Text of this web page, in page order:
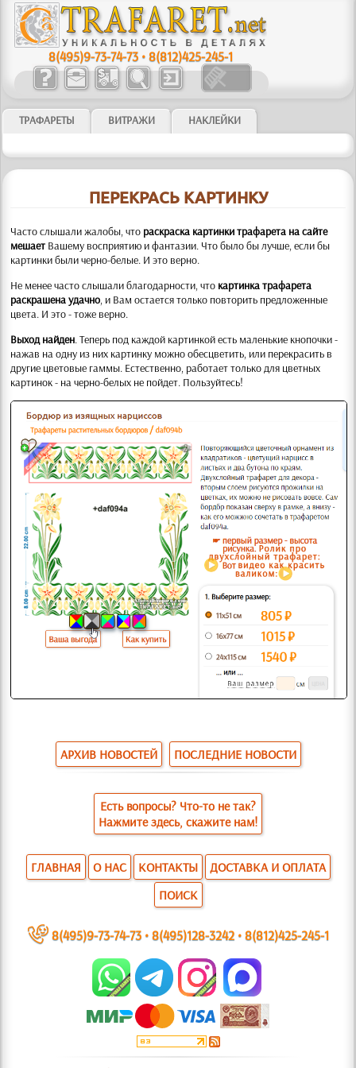
8(495)9-73-74-73 •8(812)425-245-1
ТРАФАРЕТЫ ВИТРАЖИ НАКЛЕЙКИ
ПЕРЕКРАСЬ КАРТИНКУ
Часто слышали жалобы, что раскраска картинки трафарета на сайте
мешает Вашему восприятию и фантазии. Что было бы лучше, если бы
картинки были черно-белые. И это верно.
Не менее часто слышали благодарности, что картинка трафарета
раскрашена удачно, и Вам остается только повторить предложенные
цвета. И это - тоже верно.
Выход найден. Теперь под каждой картинкой есть маленькие кнопочки -
нажав на одну из них картинку можно обесцветить, или перекрасить в
другие цветовые гаммы. Естественно, работает только для цветных
картинок - на черно-белых не пойдет. Пользуйтесь!
АРХИВ НОВОСТЕЙ ПОСЛЕДНИЕ НОВОСТИ
Есть вопросы? Что-то не так?
Нажмите здесь, скажите нам!
ГЛАВНАЯ О НАС КОНТАКТЫ
ДОСТАВКА И ОПЛАТА
ПОИСК
~ 8(495)9-73-74-73•8(495)128-3242•8(812)425-245-1